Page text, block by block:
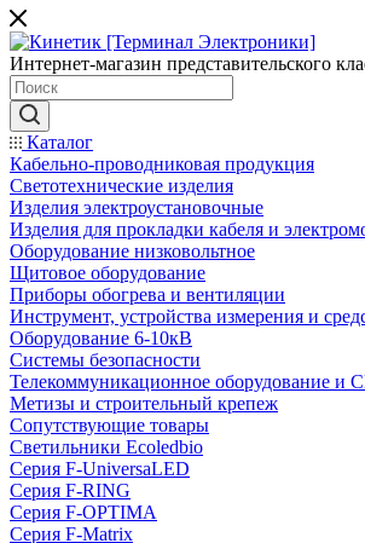
Интернет-магазин представительского
Каталог
Кабельно-проводниковая продукция
Светотехнические изделия
Изделия электроустановочные
Изделия для прокладки кабеля и
Оборудование низковольтное
Щитовое оборудование
Приборы обогрева и вентиляции
Инструмент, устройства измерения и
Оборудование 6-10кВ
Системы безопасности
Телекоммуникационное оборудование и
Метизы и строительный крепеж
Сопутствующие товары
Светильники Ecoledbio
Серия F-UniversaLED
Серия F-RING
Серия F-OPTIMA
Серия F-Matrix